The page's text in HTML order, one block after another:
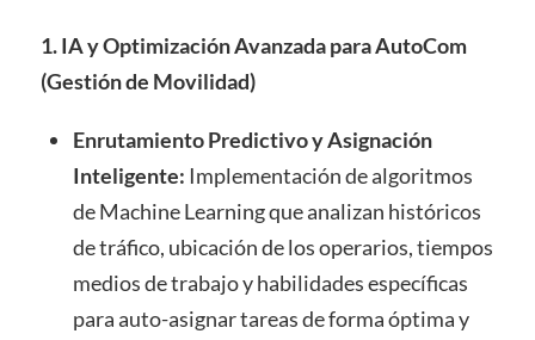
1. IA y Optimización Avanzada para AutoCom
(Gestión de Movilidad)
Enrutamiento Predictivo y Asignación
Inteligente: Implementación de algoritmos
de Machine Learning que analizan históricos
de tráfico, ubicación de los operarios, tiempos
medios de trabajo y habilidades específicas
para auto-asignar tareas de forma óptima y